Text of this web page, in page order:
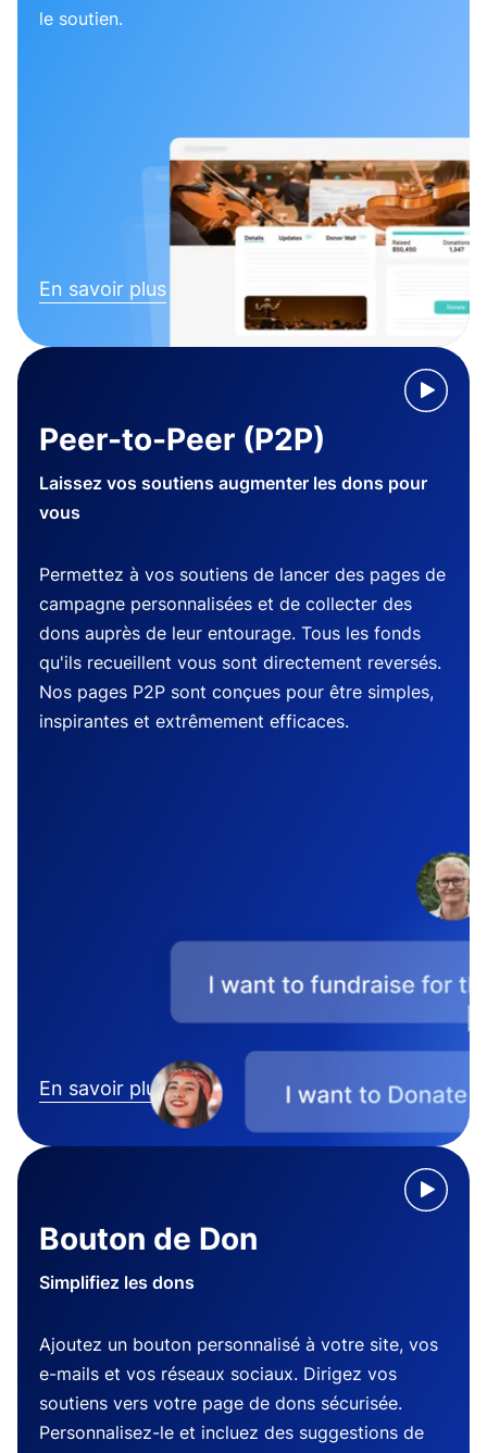
le soutien.
En savoir plus
Peer-to-Peer (P2P)
Laissez vos soutiens augmenter les dons pour
vous
Permettez à vos soutiens de lancer des pages de
campagne personnalisées et de collecter des
dons auprès de leur entourage. Tous les fonds
qu'ils recueillent vous sont directement reversés.
Nos pages P2P sont conçues pour être simples,
inspirantes et extrêmement efficaces.
En savoir plus
Bouton de Don
Simplifiez les dons
Ajoutez un bouton personnalisé à votre site, vos
e-mails et vos réseaux sociaux. Dirigez vos
soutiens vers votre page de dons sécurisée.
Personnalisez-le et incluez des suggestions de